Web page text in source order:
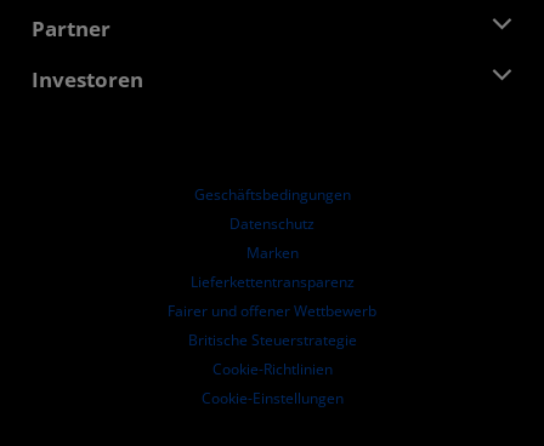
Mediathek
Developer Central
Fallstudien
Partner
AMD Partner Hub
Investoren
Unternehmensvorstand
Führungs-Dokumentation
Geschäftsbedingungen​
Datenschutz
Marken
Lieferkettentransparenz
Fairer und offener Wettbewerb
Britische Steuerstrategie
Cookie-Richtlinien
Cookie-Einstellungen